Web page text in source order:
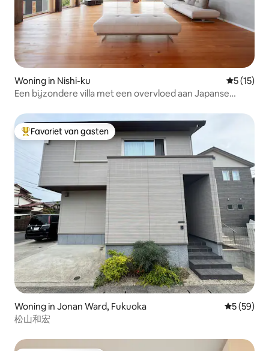
Woning in Nishi-ku
5 (15)
Een bijzondere villa met een overvloed aan Japanse
Topfavoriet van gasten
Favoriet van gasten
Woning in Jonan Ward, Fukuoka
5 (59)
松山和宏